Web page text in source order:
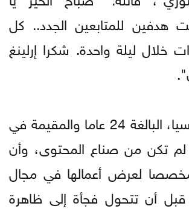
هدفين للمتابعين الجدد.. كل
خلال ليلة واحدة. شكرا إرلينغ
وأكدت أناستاسيا، البالغة 24 عاما والمقيمة في
تكن من صناع المحتوى، وأن
لعرض أعمالها في مجال
قبل أن تتحول فجأة إلى ظاهرة